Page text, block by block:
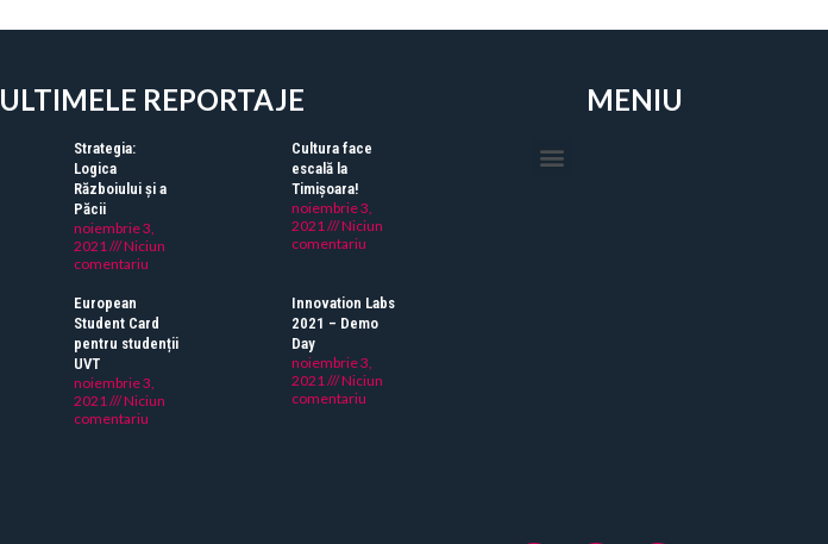
ULTIMELE REPORTAJE
Strategia:
Logica
Războiului și a
Păcii
noiembrie 3,
2021
Niciun
comentariu
Cultura face
escală la
Timișoara!
noiembrie 3,
2021
Niciun
comentariu
European
Student Card
pentru studenții
UVT
noiembrie 3,
2021
Niciun
comentariu
Innovation Labs
2021 – Demo
Day
noiembrie 3,
2021
Niciun
comentariu
MENIU